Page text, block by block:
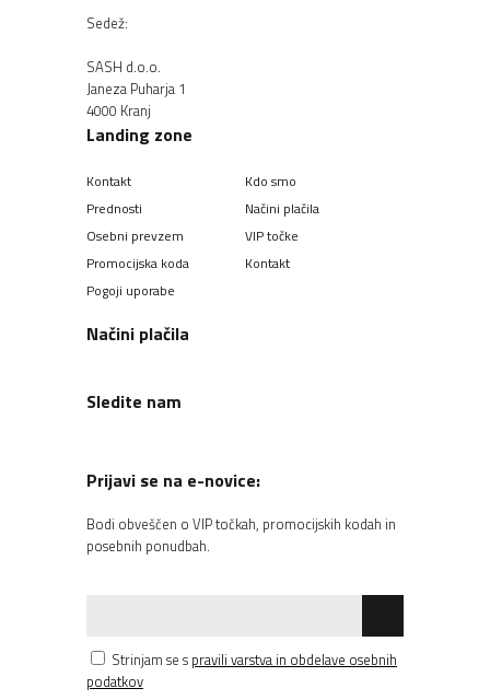
Sedež:
SASH d.o.o.
Janeza Puharja 1
4000 Kranj
Landing zone
Kontakt
Kdo smo
Prednosti
Načini plačila
Osebni prevzem
VIP točke
Promocijska koda
Kontakt
Pogoji uporabe
Načini plačila
Sledite nam
Prijavi se na e-novice:
Bodi obveščen o VIP točkah, promocijskih kodah in
posebnih ponudbah.
Strinjam se s pravili varstva in obdelave osebnih
podatkov